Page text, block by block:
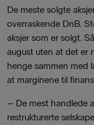
De meste solgte
overraskende DnB.
aksjer som er solgt.
august uten at det er
henge sammen med
at marginene til
– De mest handlede
restrukturerte